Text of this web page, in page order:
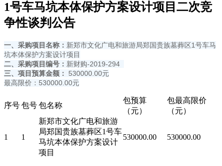
1号车马坑本体保护方案设计项目二次竞
争性谈判公告
一、采购项目名称： 新郑市文化广电和旅游局郑国贵族墓葬区1号车马
坑本体保护方案设计项目
二、采购项目编号： 新财购-2019-294
三、项目预算金额：
530000.00元
最高限价：530000.00元
序号包号包名称
包预算
（元）
包最高限价
（元）
1 1
新郑市文化广电和旅游
局郑国贵族墓葬区1号车
马坑本体保护方案设计
项目
530000.00 530000.00